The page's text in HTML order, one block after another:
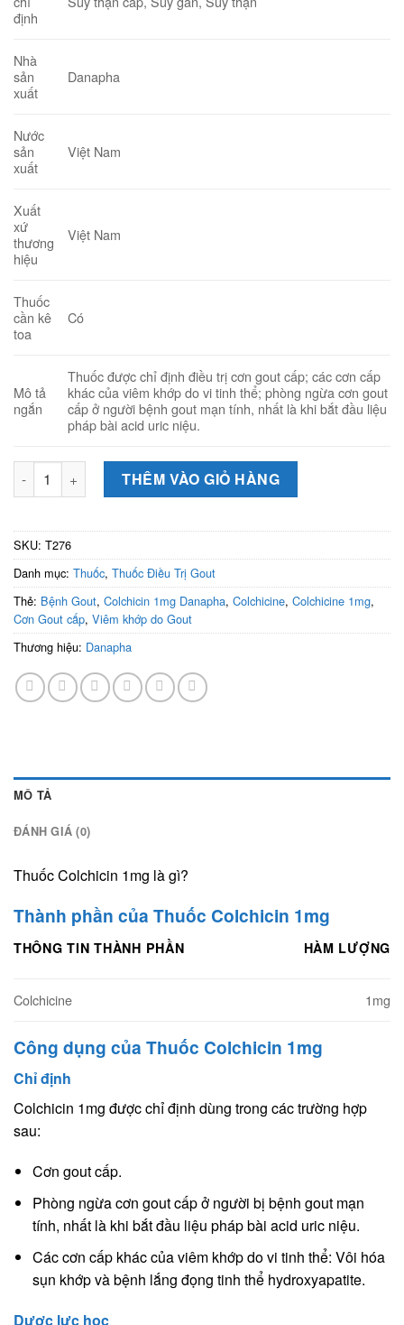
định
Nhà
sản
xuất
Danapha
Nước
sản
xuất
Việt Nam
Xuất
xứ
thương
hiệu
Việt Nam
Thuốc
cần kê
toa
Có
Mô tả
ngắn
Thuốc được chỉ định điều trị cơn gout cấp; các cơn cấp
khác của viêm khớp do vi tinh thể; phòng ngừa cơn gout
cấp ở người bệnh gout mạn tính, nhất là khi bắt đầu liệu
pháp bài acid uric niệu.
Colchicin 1mg (Hộp 1 vỉ x 20 viên) - Thuốc điều trị Gout,
THÊM VÀO GIỎ HÀNG
SKU: T276
Danh mục: Thuốc, Thuốc Điều Trị Gout
Thẻ: Bệnh Gout, Colchicin 1mg Danapha, Colchicine, Colchicine 1mg,
Cơn Gout cấp, Viêm khớp do Gout
Thương hiệu: Danapha
MÔ TẢ
ĐÁNH GIÁ (0)
Thuốc Colchicin 1mg là gì?
Thành phần của Thuốc Colchicin 1mg
THÔNG TIN THÀNH PHẦN HÀM LƯỢNG
Colchicine 1mg
Công dụng của Thuốc Colchicin 1mg
Chỉ định
Colchicin 1mg được chỉ định dùng trong các trường hợp
sau:
Cơn gout cấp.
Phòng ngừa cơn gout cấp ở người bị bệnh gout mạn
tính, nhất là khi bắt đầu liệu pháp bài acid uric niệu.
Các cơn cấp khác của viêm khớp do vi tinh thể: Vôi hóa
sụn khớp và bệnh lắng đọng tinh thể hydroxyapatite.
Dược lực học